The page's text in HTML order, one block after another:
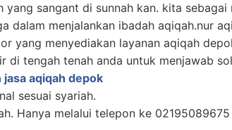
yang sangant di sunnah kan. kita sebagai
dalam menjalankan ibadah aqiqah.nur
yang menyediakan layanan aqiqah
di tengah tenah anda untuk menjawab
jasa aqiqah depok
sesuai syariah.
Hanya melalui telepon ke